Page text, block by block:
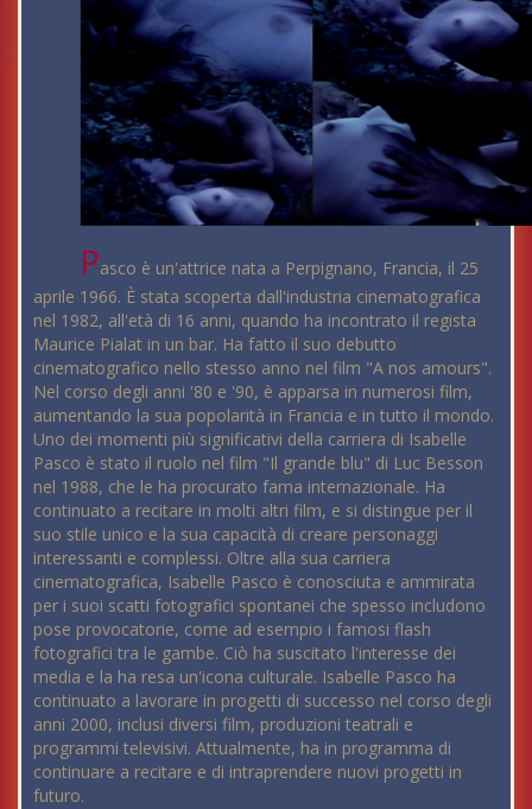
Pasco è un'attrice nata a Perpignano, Francia, il 25
aprile 1966. È stata scoperta dall'industria cinematografica
nel 1982, all'età di 16 anni, quando ha incontrato il regista
Maurice Pialat in un bar. Ha fatto il suo debutto
cinematografico nello stesso anno nel film "A nos amours".
Nel corso degli anni '80 e '90, è apparsa in numerosi film,
aumentando la sua popolarità in Francia e in tutto il mondo.
Uno dei momenti più significativi della carriera di Isabelle
Pasco è stato il ruolo nel film "Il grande blu" di Luc Besson
nel 1988, che le ha procurato fama internazionale. Ha
continuato a recitare in molti altri film, e si distingue per il
suo stile unico e la sua capacità di creare personaggi
interessanti e complessi. Oltre alla sua carriera
cinematografica, Isabelle Pasco è conosciuta e ammirata
per i suoi scatti fotografici spontanei che spesso includono
pose provocatorie, come ad esempio i famosi flash
fotografici tra le gambe. Ciò ha suscitato l'interesse dei
media e la ha resa un'icona culturale. Isabelle Pasco ha
continuato a lavorare in progetti di successo nel corso degli
anni 2000, inclusi diversi film, produzioni teatrali e
programmi televisivi. Attualmente, ha in programma di
continuare a recitare e di intraprendere nuovi progetti in
futuro.